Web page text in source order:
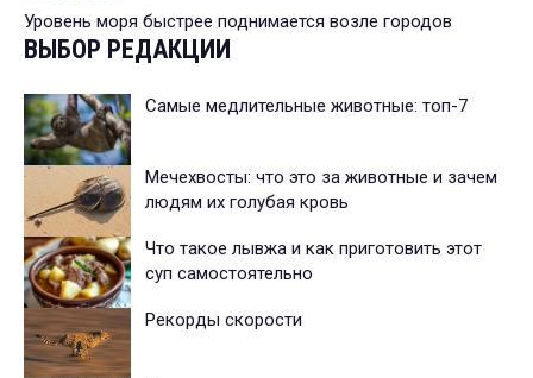
Уровень моря быстрее поднимается возле городов
ВЫБОР РЕДАКЦИИ
Самые медлительные животные: топ-7
Мечехвосты: что это за животные и зачем
людям их голубая кровь
Что такое лывжа и как приготовить этот
суп самостоятельно
Рекорды скорости